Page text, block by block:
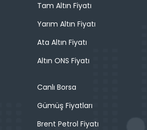
Tam Altın Fiyatı
Yarım Altın Fiyatı
Ata Altın Fiyatı
Altın ONS Fiyatı
Canlı Borsa
Gümüş Fiyatları
Brent Petrol Fiyatı